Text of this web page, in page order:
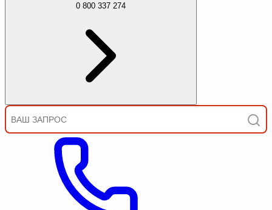
0 800 337 274